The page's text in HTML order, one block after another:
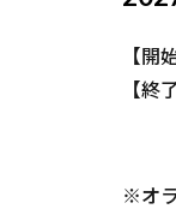
【開
【終
※オ